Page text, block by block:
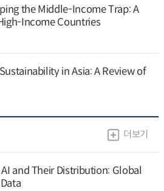
the Middle-Income Trap: A
Income Countries
in Asia: A Review of
더보기
and Their Distribution: Global